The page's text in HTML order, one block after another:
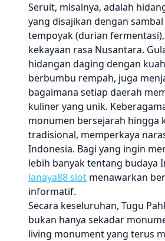
Seruit, misalnya, adalah
yang disajikan dengan
tempoyak (durian
kekayaan rasa Nusantara.
hidangan daging dengan
berbumbu rempah, juga
bagaimana setiap daerah
kuliner yang unik.
monumen bersejarah hingga
tradisional, memperkaya
Indonesia. Bagi yang ingin
lebih banyak tentang budaya
lanaya88 slot menawarkan
informatif.
Secara keseluruhan, Tugu
bukan hanya sekadar
living monument yang terus